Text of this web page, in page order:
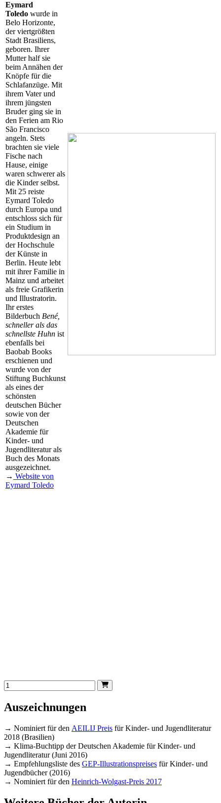
Eymard
Toledo wurde in
Belo Horizonte,
der viertgrößten
Stadt Brasiliens,
geboren. Ihrer
Mutter half sie
beim Annähen der
Knöpfe für die
Schlafanzüge. Mit
ihrem Vater und
ihrem jüngsten
Bruder ging sie in
den Ferien am Rio
São Francisco
angeln. Stets
brachten sie viele
Fische nach
Hause, einige
waren schwerer als
die Kinder selbst.
Mit 25 reiste
Eymard Toledo
durch Europa und
entschloss sich für
ein Studium in
Produktdesign an
der Hochschule
der Künste in
Berlin. Heute lebt
mit ihrer Familie in
Mainz und arbeitet
als freie Grafikerin
und Illustratorin.
Ihr erstes
Bilderbuch Bené,
schneller als das
schnellste Huhn ist
ebenfalls bei
Baobab Books
erschienen und
wurde von der
Stiftung Buchkunst
als eines der
schönsten
deutschen Bücher
sowie von der
Deutschen
Akademie für
Kinder- und
Jugendliteratur als
Buch des Monats
ausgezeichnet.
→ Website von
Eymard Toledo
Auszeichnungen
→ Nominiert für den AEILIJ Preis für Kinder- und Jugendliteratur
2018 (Brasilien)
→ Klima-Buchtipp der Deutschen Akademie für Kinder- und
Jugendliteratur (Juni 2016)
→ Empfehlungsliste des GEP-Illustrationspreises für Kinder- und
Jugendbücher (2016)
→ Nominiert für den Heinrich-Wolgast-Preis 2017